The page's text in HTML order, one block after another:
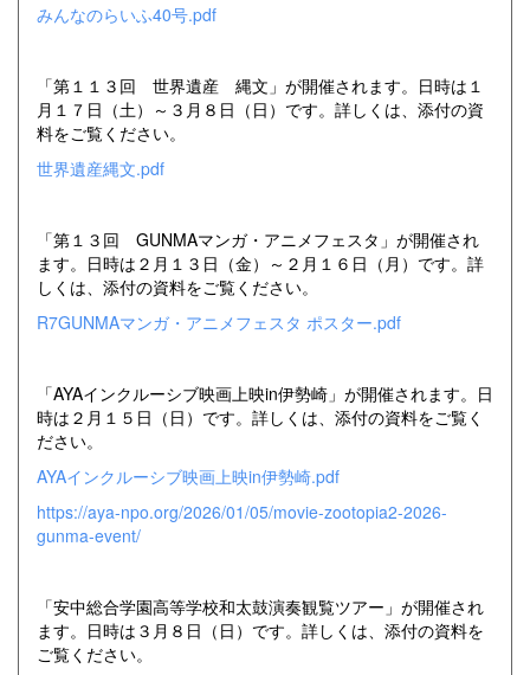
みんなのらいふ40号.pdf
「第１１３回 世界遺産 縄文」が開催されます。日時は１
月１７日（土）～３月８日（日）です。詳しくは、添付の資
料をご覧ください。
世界遺産縄文.pdf
「第１３回 GUNMAマンガ・アニメフェスタ」が開催され
ます。日時は２月１３日（金）～２月１６日（月）です。詳
しくは、添付の資料をご覧ください。
R7GUNMAマンガ・アニメフェスタ ポスター.pdf
「AYAインクルーシブ映画上映in伊勢崎」が開催されます。日
時は２月１５日（日）です。詳しくは、添付の資料をご覧く
ださい。
AYAインクルーシブ映画上映in伊勢崎.pdf
https://aya-npo.org/2026/01/05/movie-zootopia2-2026-
gunma-event/
「安中総合学園高等学校和太鼓演奏観覧ツアー」が開催され
ます。日時は３月８日（日）です。詳しくは、添付の資料を
ご覧ください。